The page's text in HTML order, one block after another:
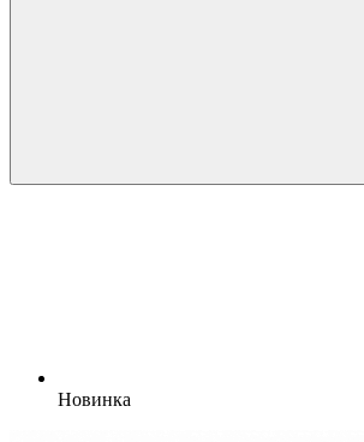
Новинка